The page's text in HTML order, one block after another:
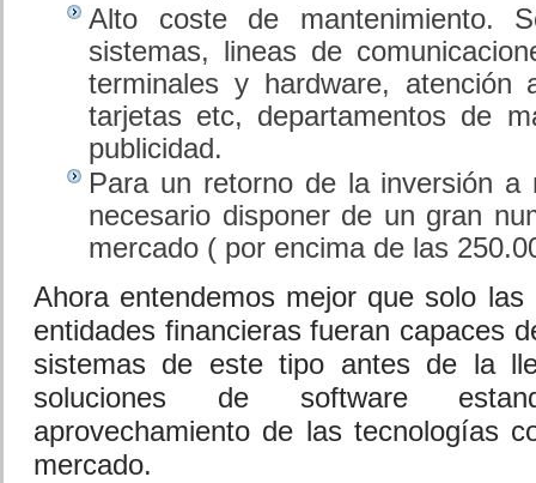
Alto coste de mantenimiento.
sistemas, lineas de
terminales y hardware, atención
tarjetas etc, departamentos de
publicidad.
Para un retorno de la inversión a
necesario disponer de un gran
mercado ( por encima de las
Ahora entendemos mejor que solo
entidades financieras fueran capaces
sistemas de este tipo antes de la
soluciones de software
aprovechamiento de las tecnologías
mercado.